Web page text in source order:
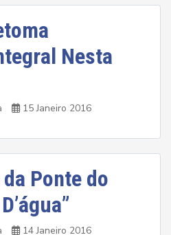
Nesta
15 Janeiro 2016
Ponte do
14 Janeiro 2016